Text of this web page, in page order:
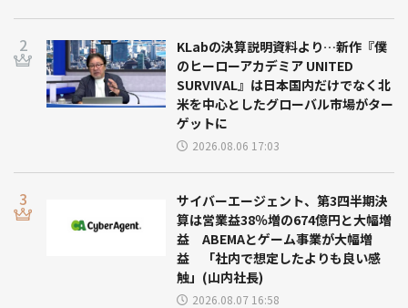
KLabの決算説明資料より…新作『僕
のヒーローアカデミア UNITED
SURVIVAL』は日本国内だけでなく北
米を中心としたグローバル市場がター
ゲットに
2026.08.06 17:03
サイバーエージェント、第3四半期決
算は営業益38％増の674億円と大幅増
益 ABEMAとゲーム事業が大幅増
益 「社内で想定したよりも良い感
触」(山内社長)
2026.08.07 16:58